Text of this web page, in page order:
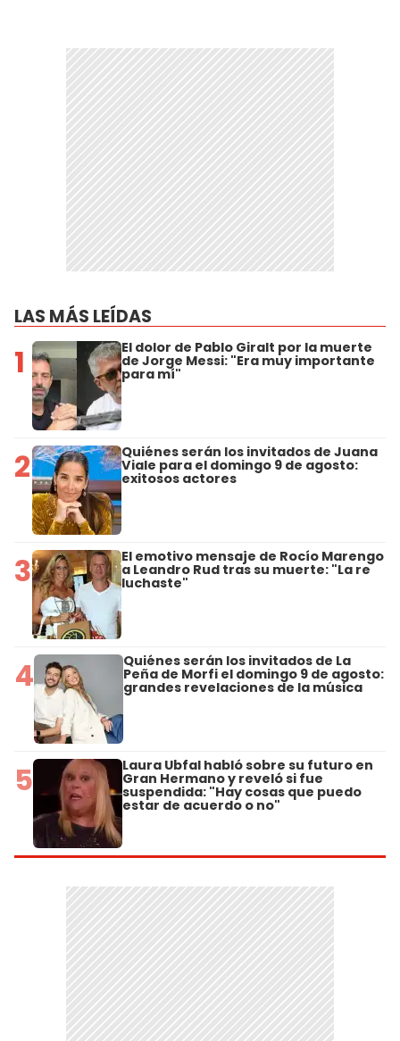
LAS MÁS LEÍDAS
1 El dolor de Pablo Giralt por la muerte
de Jorge Messi: "Era muy importante
para mí"
2 Quiénes serán los invitados de Juana
Viale para el domingo 9 de agosto:
exitosos actores
3 El emotivo mensaje de Rocío Marengo
a Leandro Rud tras su muerte: "La re
luchaste"
4 Quiénes serán los invitados de La
Peña de Morfi el domingo 9 de agosto:
grandes revelaciones de la música
5 Laura Ubfal habló sobre su futuro en
Gran Hermano y reveló si fue
suspendida: "Hay cosas que puedo
estar de acuerdo o no"